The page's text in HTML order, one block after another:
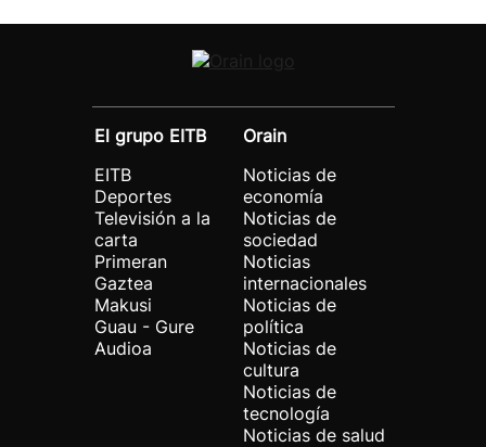
El grupo EITB
EITB
Deportes
Televisión a la
carta
Primeran
Gaztea
Makusi
Guau - Gure
Audioa
Orain
Noticias de
economía
Noticias de
sociedad
Noticias
internacionales
Noticias de
política
Noticias de
cultura
Noticias de
tecnología
Noticias de salud